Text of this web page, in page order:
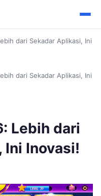
dari Sekadar Aplikasi, Ini
dari Sekadar Aplikasi, Ini
Lebih dari
Ini Inovasi!